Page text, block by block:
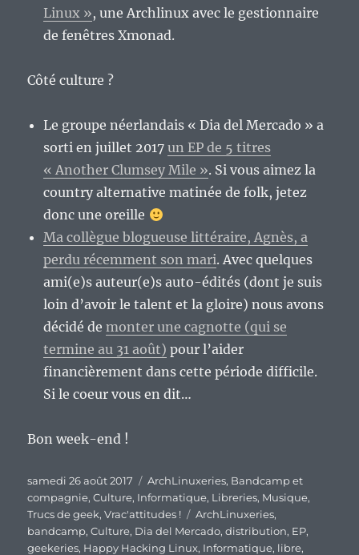
Linux », une Archlinux avec le gestionnaire
de fenêtres Xmonad.
Côté culture ?
Le groupe néerlandais « Dia del Mercado » a
sorti en juillet 2017un EP de 5 titres
« Another Clumsey Mile ». Si vous aimez la
country alternative matinée de folk, jetez
donc une oreille
Ma collègue blogueuse littéraire, Agnès, a
perdu récemment son mari. Avec quelques
ami(e)s auteur(e)s auto-édités (dont je suis
loin d’avoir le talent et la gloire) nous avons
décidé demonter une cagnotte (qui se
termine au 31 août) pour l’aider
financièrement dans cette période difficile.
Si le coeur vous en dit…
Bon week-end !
Publié
le
samedi 26 août 2017 Catégories
ArchLinuxeries, Bandcamp et
compagnie,Culture, Informatique, Libreries, Musique,
Trucs de geek,Vrac'attitudes ! Étiquettes
ArchLinuxeries,
bandcamp,Culture, Dia del Mercado,distribution, EP,
geekeries, Happy Hacking Linux, Informatique, libre,